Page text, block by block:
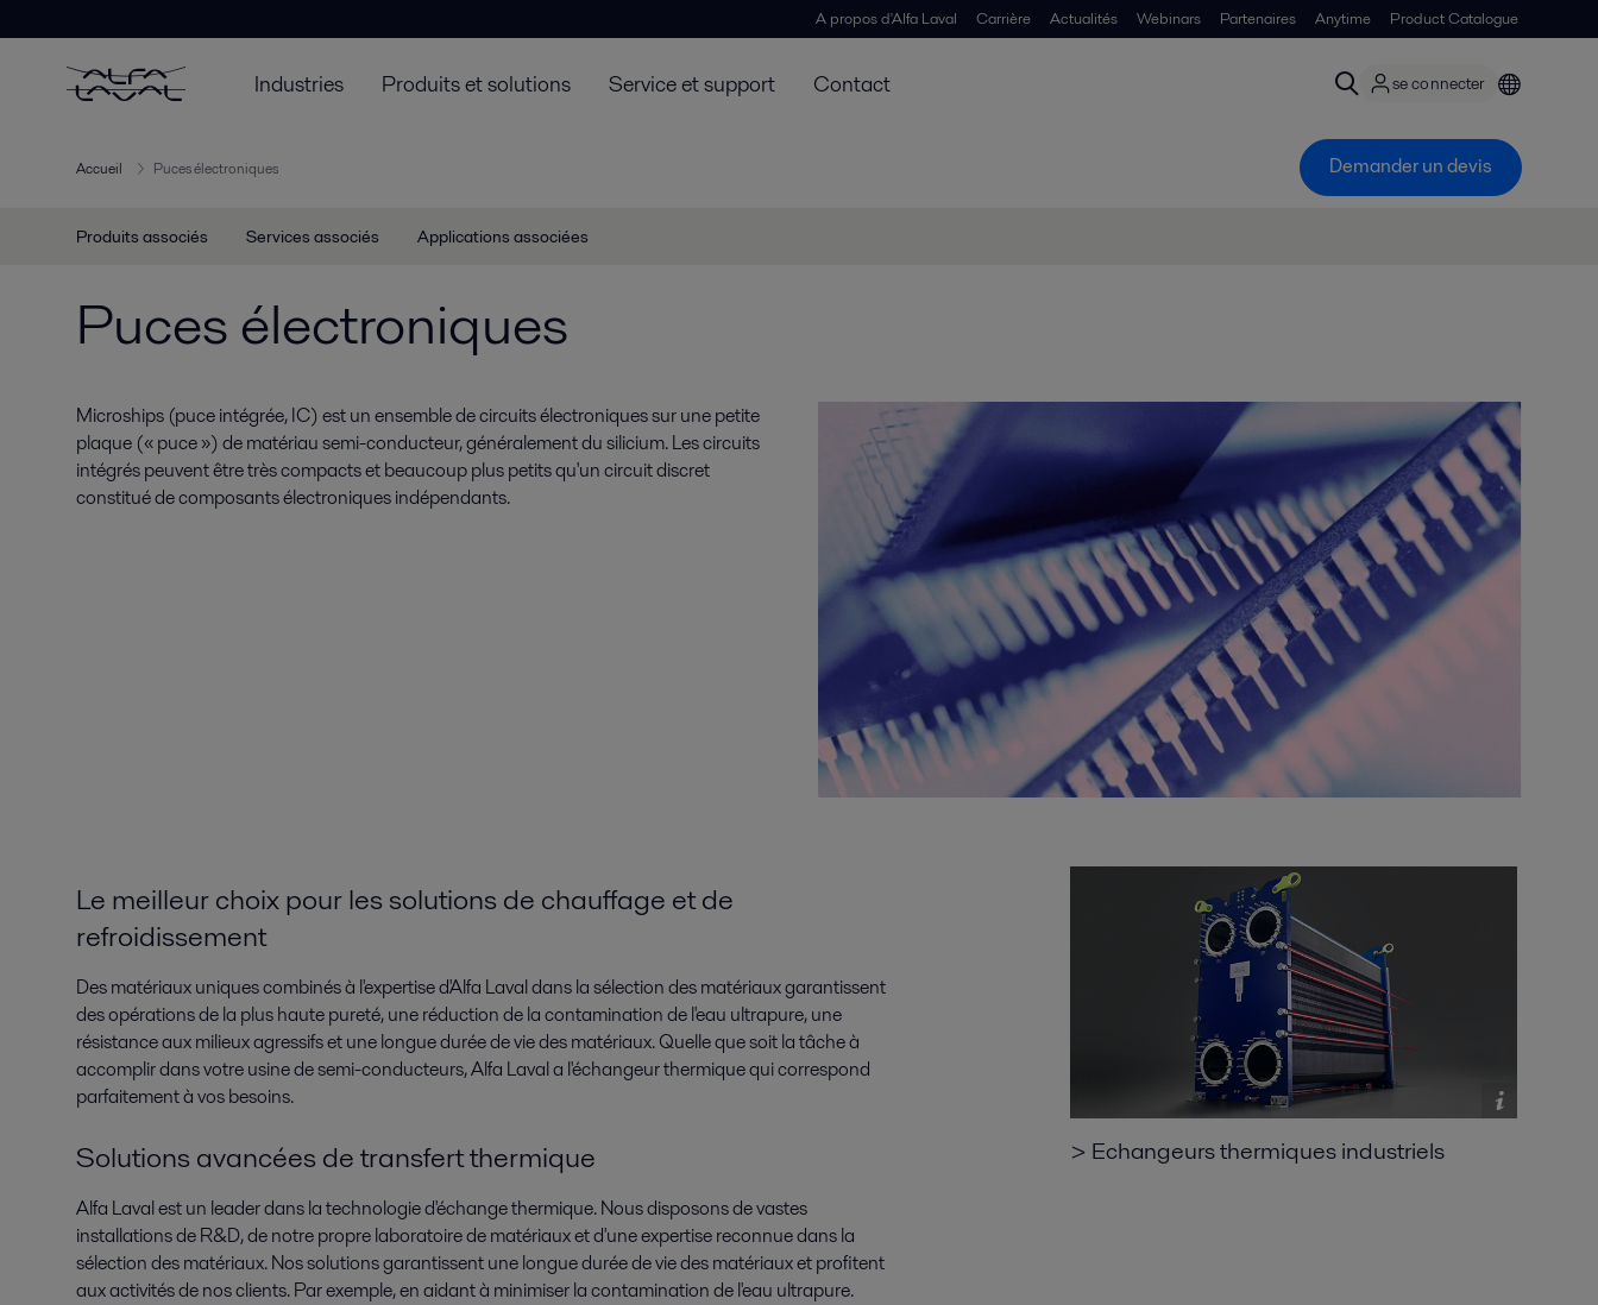
A propos d'Alfa Laval Carrière Actualités Webinars Partenaires Anytime Product Catalogue
Industries Produits et solutions Service et support Contact se connecter
Accueil Puces électroniques Demander un devis
Produits associés Services associés Applications associées
Puces électroniques
Microships (puce intégrée, IC) est un ensemble de circuits électroniques sur une petite
plaque (« puce ») de matériau semi-conducteur, généralement du silicium. Les circuits
intégrés peuvent être très compacts et beaucoup plus petits qu'un circuit discret
constitué de composants électroniques indépendants.
Le meilleur choix pour les solutions de chauffage et de
refroidissement
Des matériaux uniques combinés à l'expertise d'Alfa Laval dans la sélection des matériaux garantissent
des opérations de la plus haute pureté, une réduction de la contamination de l'eau ultrapure, une
résistance aux milieux agressifs et une longue durée de vie des matériaux. Quelle que soit la tâche à
accomplir dans votre usine de semi-conducteurs, Alfa Laval a l'échangeur thermique qui correspond
parfaitement à vos besoins.
Solutions avancées de transfert thermique
Alfa Laval est un leader dans la technologie d'échange thermique. Nous disposons de vastes
installations de R&D, de notre propre laboratoire de matériaux et d'une expertise reconnue dans la
sélection des matériaux. Nos solutions garantissent une longue durée de vie des matériaux et profitent
aux activités de nos clients. Par exemple, en aidant à minimiser la contamination de l'eau ultrapure.
> Echangeurs thermiques industriels